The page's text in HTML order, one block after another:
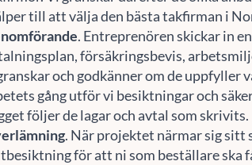
Hantera
För att ge en bra upplevelse använder vi teknik som
enhetsinformation. När du samtycker till dessa tekniker
surfbeteende eller unika ID:n på denna webbplats. Om
återkallar ditt samtycke kan detta påverka vissa
Acceptera Neka
till att välja den bästa takfirman i
. Entreprenören skickar in
försäkringsbevis,
och godkänner om de uppfyller
gång utför vi besiktningar och
följer de lagar och avtal som skrivits.
. När projektet närmar sig sitt
för att ni som beställare ska